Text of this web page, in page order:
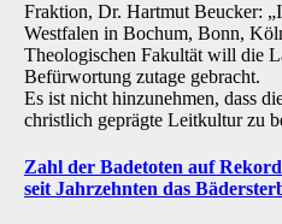
Fraktion, Dr. Hartmut Beucker:
Westfalen in Bochum, Bonn,
Theologischen Fakultät will die
Befürwortung zutage gebracht.
Es ist nicht hinzunehmen, dass
christlich geprägte Leitkultur zu
Zahl der Badetoten auf
seit Jahrzehnten das